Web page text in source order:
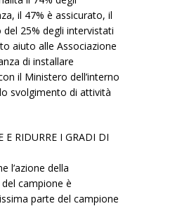
il 47% è assicurato, il
25% degli intervistati
aiuto alle Associazione
di installare
il Ministero dell’interno
svolgimento di attività
E RIDURRE I GRADI DI
l’azione della
campione è
parte del campione